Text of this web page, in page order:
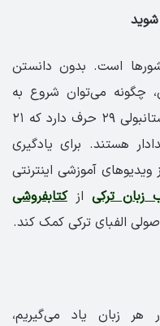
است. بدون دانستن
می‌توان شروع به
یادگیری آن زبان کرد؟ الفبای ترکی استانبولی ۲۹ حرف دارد که ۲۱
آن صدادار هستند. برای یادگیری
ویدیوهای آموزشی اینترنتی
زبان ترکی ازکتابفروشی
الفبای ترکی کمک کند.
هر زبان یاد می‌گیریم،